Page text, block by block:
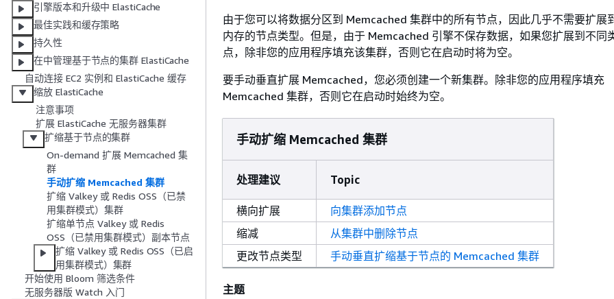
引擎版本和升级中 ElastiCache
最佳实践和缓存策略
持久性
在中管理基于节点的集群 ElastiCache
自动连接 EC2 实例和 ElastiCache 缓存
缩放 ElastiCache
注意事项
扩展 ElastiCache 无服务器集群
扩缩基于节点的集群
On-demand 扩展 Memcached 集
群
手动扩缩 Memcached 集群
扩缩 Valkey 或 Redis OSS（已禁
用集群模式）集群
扩缩单节点 Valkey 或 Redis
OSS（已禁用集群模式）副本节点
扩缩 Valkey 或 Redis OSS（已启
用集群模式）集群
开始使用 Bloom 筛选条件
无服务器版 Watch 入门
由于您可以将数据分区到 Memcached 集群中的所有节点，因此几乎不需要扩展
内存的节点类型。但是，由于 Memcached 引擎不保存数据，如果您扩展到不同
点，除非您的应用程序填充该集群，否则它在启动时将为空。
要手动垂直扩展 Memcached，您必须创建一个新集群。除非您的应用程序填充
Memcached 集群，否则它在启动时始终为空。
手动扩缩 Memcached 集群
处理建议 Topic
横向扩展
向集群添加节点
缩减
从集群中删除节点
更改节点类型
手动垂直扩缩基于节点的 Memcached 集群
主题